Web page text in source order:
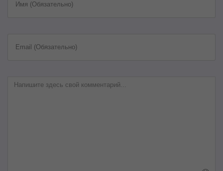
Имя (Обязательно)
Email (Обязательно)